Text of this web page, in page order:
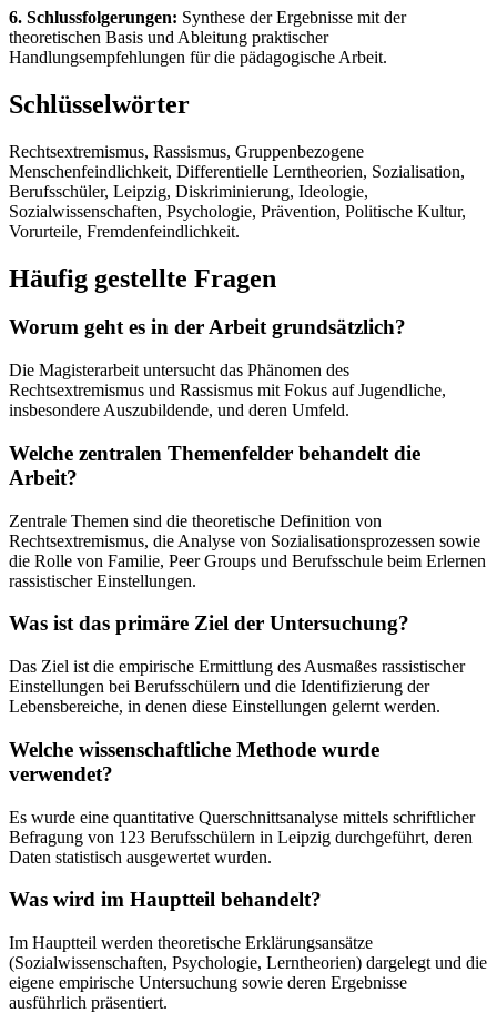
6. Schlussfolgerungen: Synthese der Ergebnisse mit der
theoretischen Basis und Ableitung praktischer
Handlungsempfehlungen für die pädagogische Arbeit.
Schlüsselwörter
Rechtsextremismus, Rassismus, Gruppenbezogene
Menschenfeindlichkeit, Differentielle Lerntheorien, Sozialisation,
Berufsschüler, Leipzig, Diskriminierung, Ideologie,
Sozialwissenschaften, Psychologie, Prävention, Politische Kultur,
Vorurteile, Fremdenfeindlichkeit.
Häufig gestellte Fragen
Worum geht es in der Arbeit grundsätzlich?
Die Magisterarbeit untersucht das Phänomen des
Rechtsextremismus und Rassismus mit Fokus auf Jugendliche,
insbesondere Auszubildende, und deren Umfeld.
Welche zentralen Themenfelder behandelt die
Arbeit?
Zentrale Themen sind die theoretische Definition von
Rechtsextremismus, die Analyse von Sozialisationsprozessen sowie
die Rolle von Familie, Peer Groups und Berufsschule beim Erlernen
rassistischer Einstellungen.
Was ist das primäre Ziel der Untersuchung?
Das Ziel ist die empirische Ermittlung des Ausmaßes rassistischer
Einstellungen bei Berufsschülern und die Identifizierung der
Lebensbereiche, in denen diese Einstellungen gelernt werden.
Welche wissenschaftliche Methode wurde
verwendet?
Es wurde eine quantitative Querschnittsanalyse mittels schriftlicher
Befragung von 123 Berufsschülern in Leipzig durchgeführt, deren
Daten statistisch ausgewertet wurden.
Was wird im Hauptteil behandelt?
Im Hauptteil werden theoretische Erklärungsansätze
(Sozialwissenschaften, Psychologie, Lerntheorien) dargelegt und die
eigene empirische Untersuchung sowie deren Ergebnisse
ausführlich präsentiert.